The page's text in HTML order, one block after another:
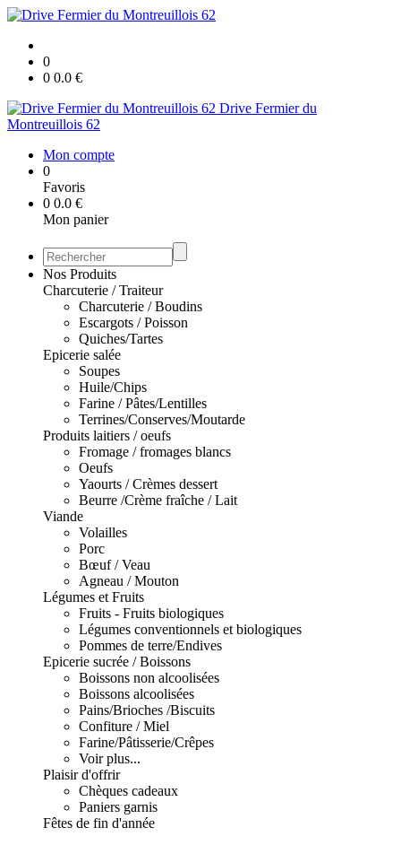
0
0 0.0 €
Drive Fermier du
Montreuillois 62
Mon compte
0
Favoris
0 0.0 €
Mon panier
Nos Produits
Charcuterie / Traiteur
Charcuterie / Boudins
Escargots / Poisson
Quiches/Tartes
Epicerie salée
Soupes
Huile/Chips
Farine / Pâtes/Lentilles
Terrines/Conserves/Moutarde
Produits laitiers / oeufs
Fromage / fromages blancs
Oeufs
Yaourts / Crèmes dessert
Beurre /Crème fraîche / Lait
Viande
Volailles
Porc
Bœuf / Veau
Agneau / Mouton
Légumes et Fruits
Fruits - Fruits biologiques
Légumes conventionnels et biologiques
Pommes de terre/Endives
Epicerie sucrée / Boissons
Boissons non alcoolisées
Boissons alcoolisées
Pains/Brioches /Biscuits
Confiture / Miel
Farine/Pâtisserie/Crêpes
Voir plus...
Plaisir d'offrir
Chèques cadeaux
Paniers garnis
Fêtes de fin d'année